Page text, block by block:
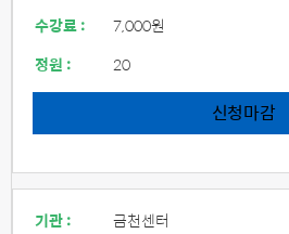
수강료 :
7,000원
정원 :
20
신청마감
기관 :
금천센터